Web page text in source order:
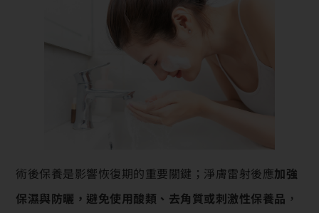
術後保養是影響恢復期的重要關鍵；淨膚雷射後應加強
保濕與防曬，避免使用酸類、去角質或刺激性保養品 ，